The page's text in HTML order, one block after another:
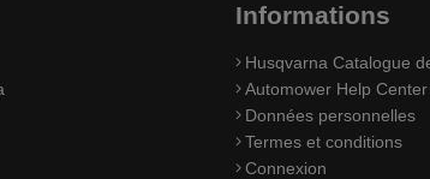
Informations
Husqvarna Catalogue
Automower Help Center
Données personnelles
Termes et conditions
Connexion